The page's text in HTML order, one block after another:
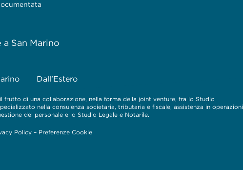
a San Marino
Dall’Estero
frutto di una collaborazione, nella forma della joint venture, fra lo Studio
nella consulenza societaria, tributaria e fiscale, assistenza in operazioni
del personale e lo Studio Legale e Notarile.
Policy – Preferenze Cookie